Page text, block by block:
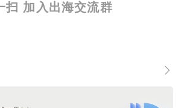
扫 加入出海交流群